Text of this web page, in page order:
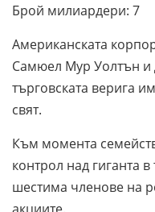
Брой милиардери: 7
Американската
Самюел Мур Уолтън
търговската верига
свят.
Към момента
контрол над гиганта
шестима членове на